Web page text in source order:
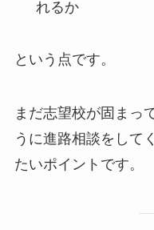
れるか
という点です。
まだ志望校が固まっ
うに進路相談をして
たいポイントです。